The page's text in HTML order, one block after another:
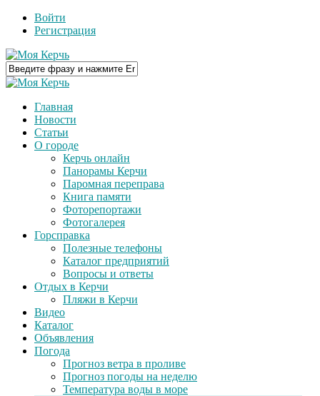
Войти
Регистрация
Главная
Новости
Статьи
О городе
Керчь онлайн
Панорамы Керчи
Паромная переправа
Книга памяти
Фоторепортажи
Фотогалерея
Горсправка
Полезные телефоны
Каталог предприятий
Вопросы и ответы
Отдых в Керчи
Пляжи в Керчи
Видео
Каталог
Объявления
Погода
Прогноз ветра в проливе
Прогноз погоды на неделю
Температура воды в море